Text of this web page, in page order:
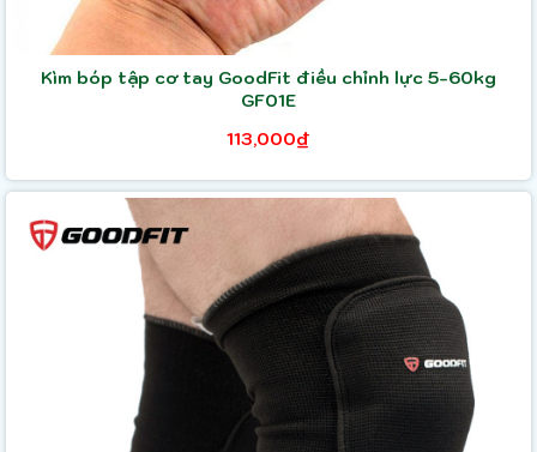
Kìm bóp tập cơ tay GoodFit điều chỉnh lực 5-60kg
GF01E
113,000₫